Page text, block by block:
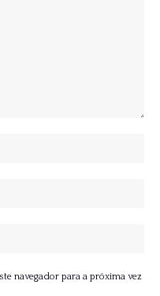
navegador para a próxima vez